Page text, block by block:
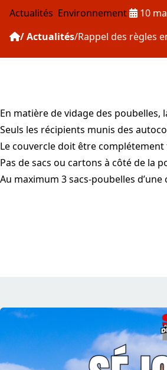
Actualités Environnement
10
Actualités Rappel des règles
En matière de vidage des poubelles,
Seuls les récipients munis des
Le couvercle doit être
Pas de sacs ou cartons à côté de la
Au maximum 3 sacs-poubelles
read De Jugendtreff SABA Dippech